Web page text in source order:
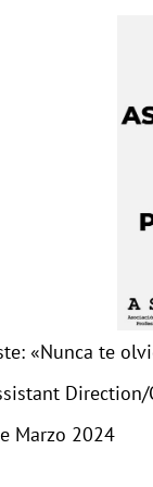
«Nunca te
Marzo 2024